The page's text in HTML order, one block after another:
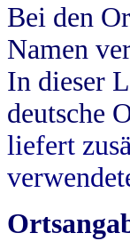
Bei den
Namen
In dieser
deutsche
liefert